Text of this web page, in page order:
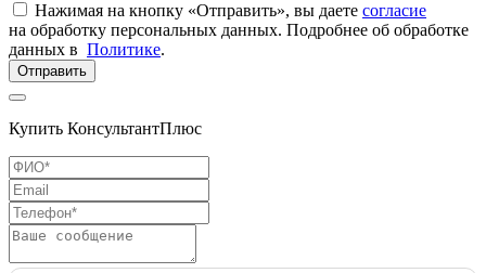
Нажимая на кнопку «Отправить», вы даете согласие
на обработку персональных данных. Подробнее об обработке
данных в Политике.
Отправить
Купить КонсультантПлюс